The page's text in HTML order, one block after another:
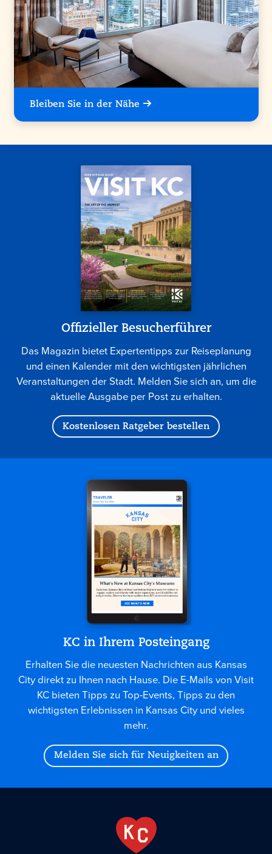
Bleiben Sie in der Nähe
Offizieller Besucherführer
Das Magazin bietet Expertentipps zur Reiseplanung
und einen Kalender mit den wichtigsten jährlichen
Veranstaltungen der Stadt. Melden Sie sich an, um die
aktuelle Ausgabe per Post zu erhalten.
Kostenlosen Ratgeber bestellen
KC in Ihrem Posteingang
Erhalten Sie die neuesten Nachrichten aus Kansas
City direkt zu Ihnen nach Hause. Die E-Mails von Visit
KC bieten Tipps zu Top-Events, Tipps zu den
wichtigsten Erlebnissen in Kansas City und vieles
mehr.
Melden Sie sich für Neuigkeiten an